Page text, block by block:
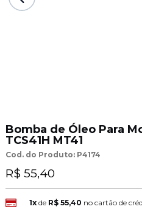
Bomba de Óleo Para
TCS41H MT41
Cod. do Produto: P4174
R$ 55,40
1xde R$ 55,40 no cartão de